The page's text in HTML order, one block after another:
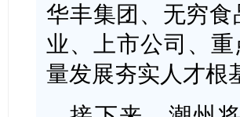
华丰集团、无穷
业、上市公司、
量发展夯实人才根